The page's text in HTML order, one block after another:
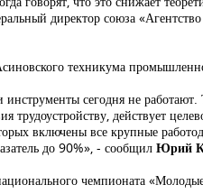
директор союза
техникума
инструменты сегодня не
действует
включены все крупные
до 90%», - сообщил Юрий
чемпионата